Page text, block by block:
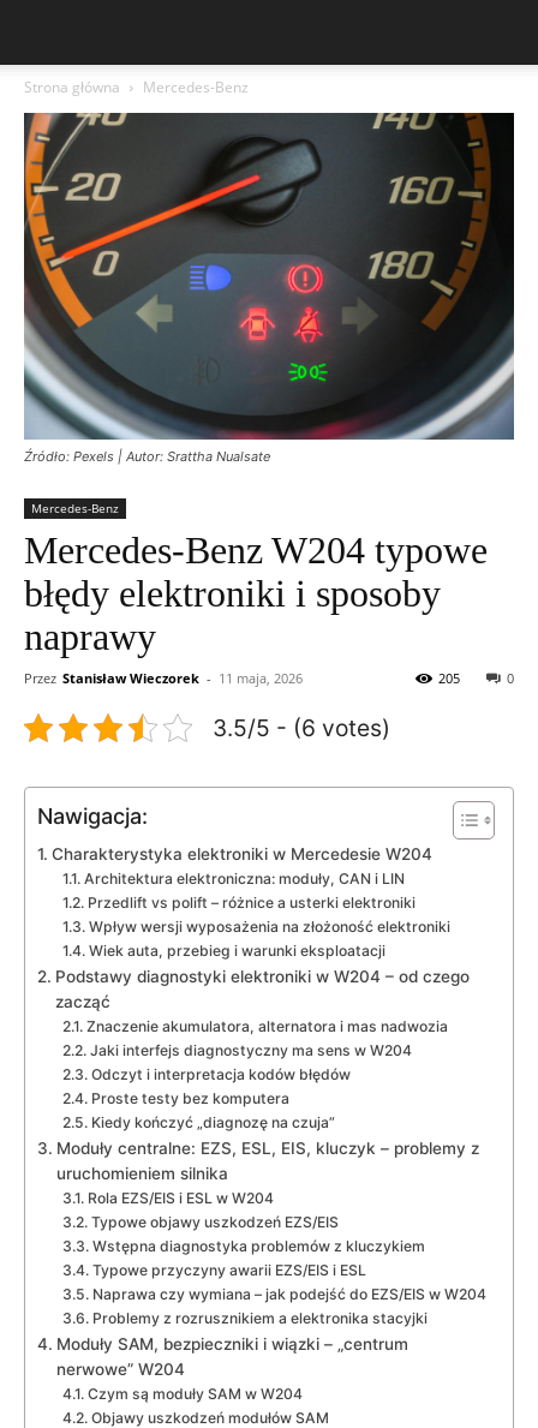
Strona główna Mercedes-Benz
Źródło: Pexels | Autor: Srattha Nualsate
Mercedes-Benz
Mercedes-Benz W204 typowe
błędy elektroniki i sposoby
naprawy
Przez Stanisław Wieczorek - 11 maja, 2026 0
205
3.5/5 - (6 votes)
Nawigacja:
Charakterystyka elektroniki w Mercedesie W204
Architektura elektroniczna: moduły, CAN i LIN
Przedlift vs polift – różnice a usterki elektroniki
Wpływ wersji wyposażenia na złożoność elektroniki
Wiek auta, przebieg i warunki eksploatacji
Podstawy diagnostyki elektroniki w W204 – od czego
zacząć
Znaczenie akumulatora, alternatora i mas nadwozia
Jaki interfejs diagnostyczny ma sens w W204
Odczyt i interpretacja kodów błędów
Proste testy bez komputera
Kiedy kończyć „diagnozę na czuja”
Moduły centralne: EZS, ESL, EIS, kluczyk – problemy z
uruchomieniem silnika
Rola EZS/EIS i ESL w W204
Typowe objawy uszkodzeń EZS/EIS
Wstępna diagnostyka problemów z kluczykiem
Typowe przyczyny awarii EZS/EIS i ESL
Naprawa czy wymiana – jak podejść do EZS/EIS w W204
Problemy z rozrusznikiem a elektronika stacyjki
Moduły SAM, bezpieczniki i wiązki – „centrum
nerwowe” W204
Czym są moduły SAM w W204
Objawy uszkodzeń modułów SAM